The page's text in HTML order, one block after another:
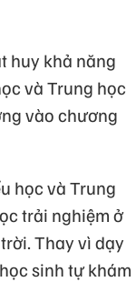
huy khả năng
và Trung học
vào chương
học và Trung
trải nghiệm ở
Thay vì dạy
sinh tự khám